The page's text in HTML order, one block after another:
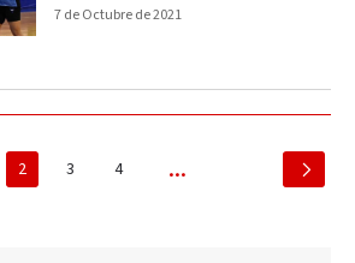
7 de Octubre de 2021
2 3 4